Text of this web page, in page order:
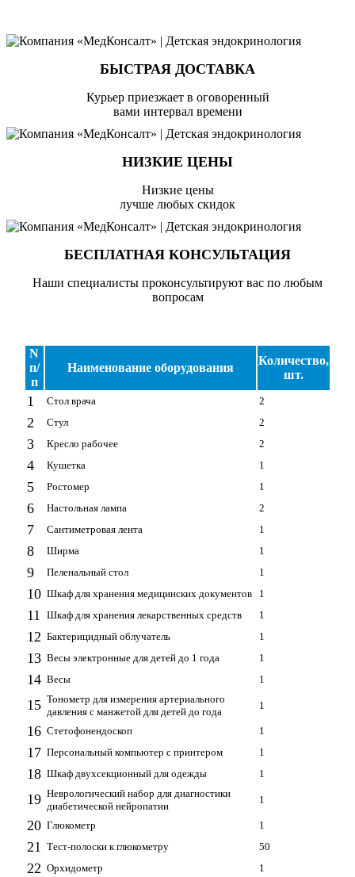
БЫСТРАЯ ДОСТАВКА
Курьер приезжает в оговоренный
вами интервал времени
НИЗКИЕ ЦЕНЫ
Низкие цены
лучше любых скидок
БЕСПЛАТНАЯ КОНСУЛЬТАЦИЯ
Наши специалисты проконсультируют вас по любым
вопросам
N
п/
п
Наименование оборудования
Количество,
шт.
1 Стол врача 2
2 Стул 2
3 Кресло рабочее 2
4 Кушетка 1
5 Ростомер 1
6 Настольная лампа 2
7 Сантиметровая лента 1
8 Ширма 1
9 Пеленальный стол 1
10 Шкаф для хранения медицинских документов 1
11 Шкаф для хранения лекарственных средств 1
12 Бактерицидный облучатель 1
13 Весы электронные для детей до 1 года 1
14 Весы 1
15 Тонометр для измерения артериального
давления с манжетой для детей до года
1
16 Стетофонендоскоп 1
17 Персональный компьютер с принтером 1
18 Шкаф двухсекционный для одежды 1
19 Неврологический набор для диагностики
диабетической нейропатии
1
20 Глюкометр 1
21 Тест-полоски к глюкометру 50
22 Орхидометр 1